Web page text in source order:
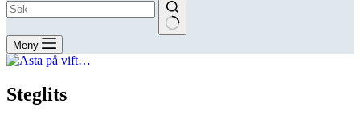
Meny
Steglits